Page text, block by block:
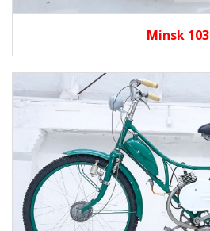
Minsk 103